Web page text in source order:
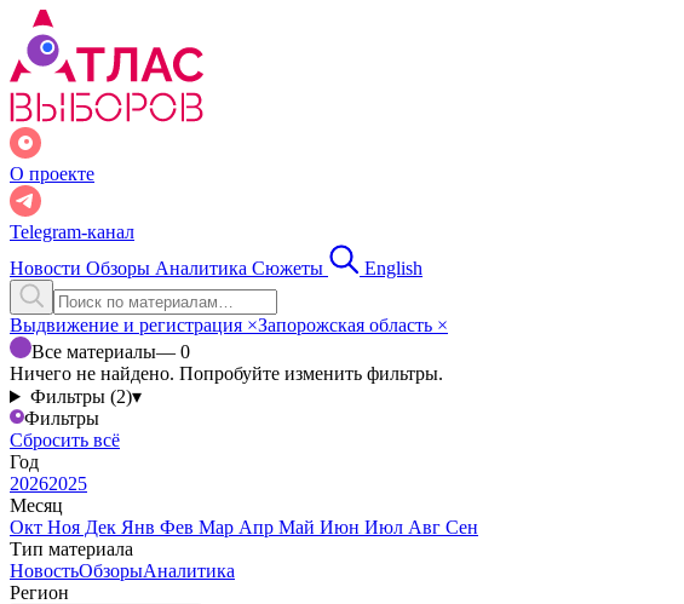
О проекте
Telegram-канал
Новости Обзоры Аналитика Сюжеты English
Выдвижение и регистрация ×Запорожская область ×
Все материалы— 0
Ничего не найдено. Попробуйте изменить фильтры.
Фильтры (2)▾
Фильтры
Сбросить всё
Год
20262025
Месяц
Окт Ноя Дек Янв Фев Мар Апр Май Июн Июл Авг Сен
Тип материала
НовостьОбзорыАналитика
Регион